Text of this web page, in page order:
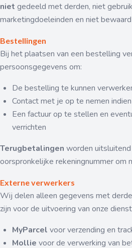
niet gedeeld met derden, niet
marketingdoeleinden en niet
Bestellingen
Bij het plaatsen van een bestelling
persoonsgegevens om:
De bestelling te kunnen
Contact met je op te nemen
Een factuur op te stellen en
verrichten
Terugbetalingen worden
oorspronkelijke rekeningnummer om
Externe verwerkers
Wij delen alleen gegevens met
zijn voor de uitvoering van onze
MyParcel voor verzending en
Mollie voor de verwerking van